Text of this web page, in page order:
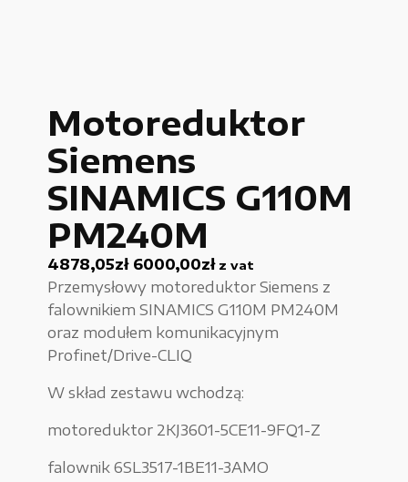
Części zamienne do urządzeń i narzędzi
Kable i przewody
Maszyny i urządzenia produkcujne
Materiały budowlane
Nowe części zamienne
Pompy i przekładnie
Urządzenia elektryczne
Używane narzędzia warsztatowe
Pozostałe
Motoreduktor
Siemens
SINAMICS G110M
PM240M
4878,05zł 6000,00złz vat
Przemysłowy motoreduktor Siemens z
falownikiem SINAMICS G110M PM240M
oraz modułem komunikacyjnym
Profinet/Drive-CLIQ
W skład zestawu wchodzą:
motoreduktor 2KJ3601-5CE11-9FQ1-Z
falownik 6SL3517-1BE11-3AMO